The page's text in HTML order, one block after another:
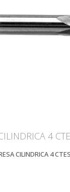
ZOOM
4
CILINDRICA 4